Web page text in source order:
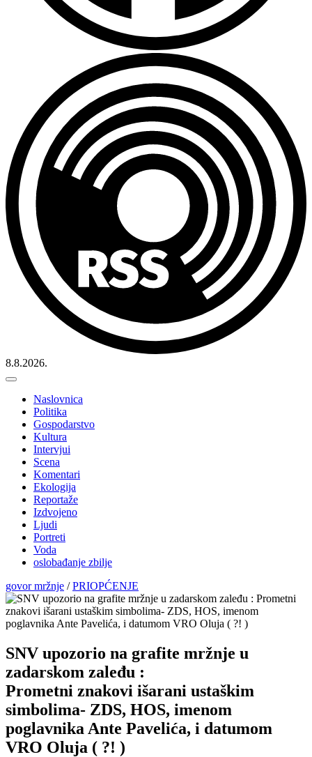
8.8.2026.
Naslovnica
Politika
Gospodarstvo
Kultura
Intervjui
Scena
Komentari
Ekologija
Reportaže
Izdvojeno
Ljudi
Portreti
Voda
oslobađanje zbilje
govor mržnje /PRIOPĆENJE
SNV upozorio na grafite mržnje u
zadarskom zaleđu :
Prometni znakovi išarani ustaškim
simbolima- ZDS, HOS, imenom
poglavnika Ante Pavelića, i datumom
VRO Oluja ( ?! )